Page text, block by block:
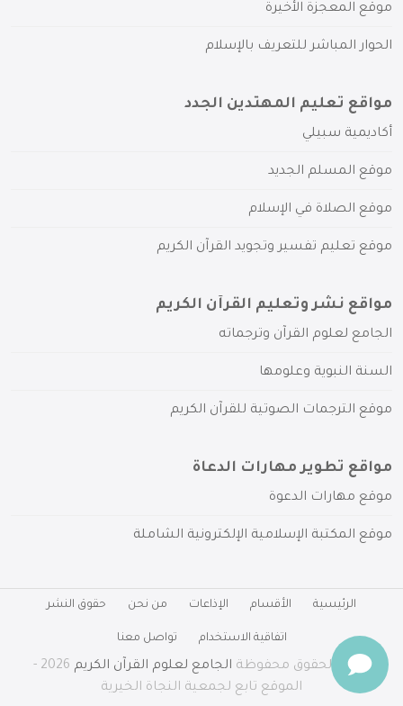
موقع المعجزة الأخيرة
الحوار المباشر للتعريف بالإسلام
مواقع تعليم المهتدين الجدد
أكاديمية سبيلي
موقع المسلم الجديد
موقع الصلاة في الإسلام
موقع تعليم تفسير وتجويد القرآن الكريم
مواقع نشر وتعليم القرآن الكريم
الجامع لعلوم القرآن وترجماته
السنة النبوية وعلومها
موقع الترجمات الصوتية للقرآن الكريم
مواقع تطوير مهارات الدعاة
موقع مهارات الدعوة
موقع المكتبة الإسلامية الإلكترونية الشاملة
الرئيسية الأقسام الإذاعات من نحن حقوق النشر
اتفاقية الاستخدام تواصل معنا
جميع الحقوق محفوظة الجامع لعلوم القرآن الكريم
2026 -
الموقع تابع لجمعية النجاة الخيرية